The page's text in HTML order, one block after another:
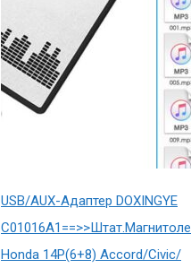
USB/AUX-Адаптер DOXINGYE
C01016A1==>>Штат.Магнитоле
Honda 14P(6+8) Accord/Civic/